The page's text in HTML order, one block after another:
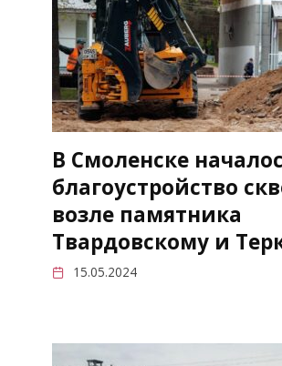
В Смоленске
благоустройство
возле памятника
Твардовскому и
15.05.2024